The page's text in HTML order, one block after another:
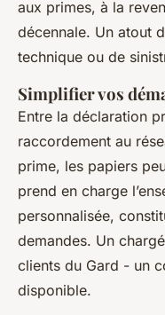
aux primes, à la
décennale. Un atout
technique ou de
Simplifier vos
Entre la déclaration
raccordement au
prime, les papiers
prend en charge
personnalisée,
demandes. Un
clients du Gard - un
disponible.